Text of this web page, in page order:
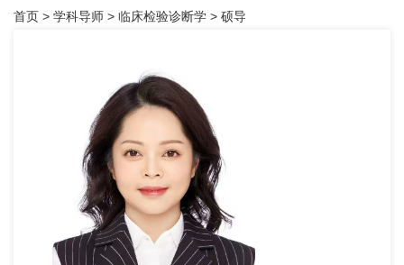
首页 > 学科导师 > 临床检验诊断学 > 硕导